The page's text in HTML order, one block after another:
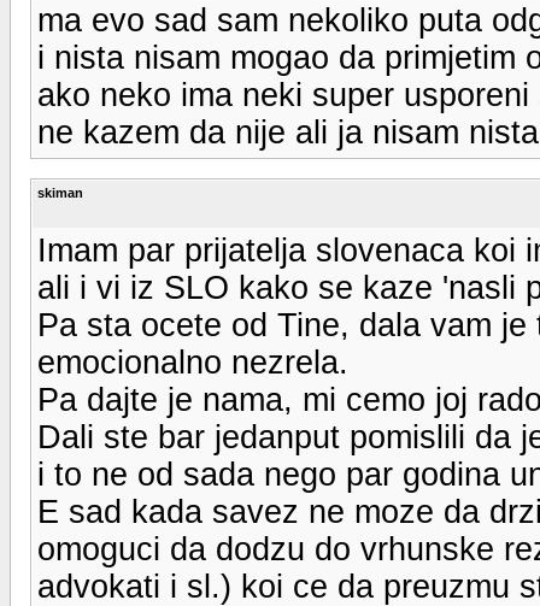
ma evo sad sam nekoliko puta
i nista nisam mogao da primjetim
ako neko ima neki super
ne kazem da nije ali ja nisam
skiman
Imam par prijatelja slovenaca koi
ali i vi iz SLO kako se kaze 'nasli
Pa sta ocete od Tine, dala vam
emocionalno nezrela.
Pa dajte je nama, mi cemo joj
Dali ste bar jedanput pomislili da
i to ne od sada nego par godina
E sad kada savez ne moze da
omoguci da dodzu do vrhunske
advokati i sl.) koi ce da preuzmu